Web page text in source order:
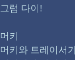
그럼 다이!
머키
머키와 트레이서